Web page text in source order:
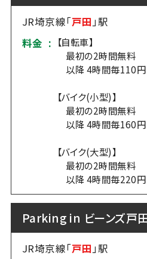
JR埼京線「戸田」駅
料金 : 【自転車】
最初の2時間無料
以降 4時間毎110円
【バイク(小型)】
最初の2時間無料
以降 4時間毎160円
【バイク(大型)】
最初の2時間無料
以降 4時間毎220円
Parking in ビーンズ戸
JR埼京線「戸田」駅